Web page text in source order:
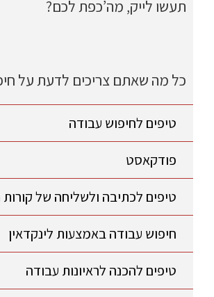
תעשו לייק, מה’כפת לכם?
כל מה שאתם צריכים לדעת על
טיפים לחיפוש עבודה
פודקאסט
טיפים לכתיבה ולשליחה של קורות
חיפוש עבודה באמצעות לינקדאין
טיפים להכנה לראיונות עבודה